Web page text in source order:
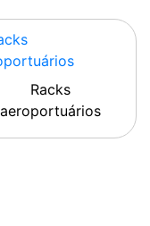
Racks
aeroportuários